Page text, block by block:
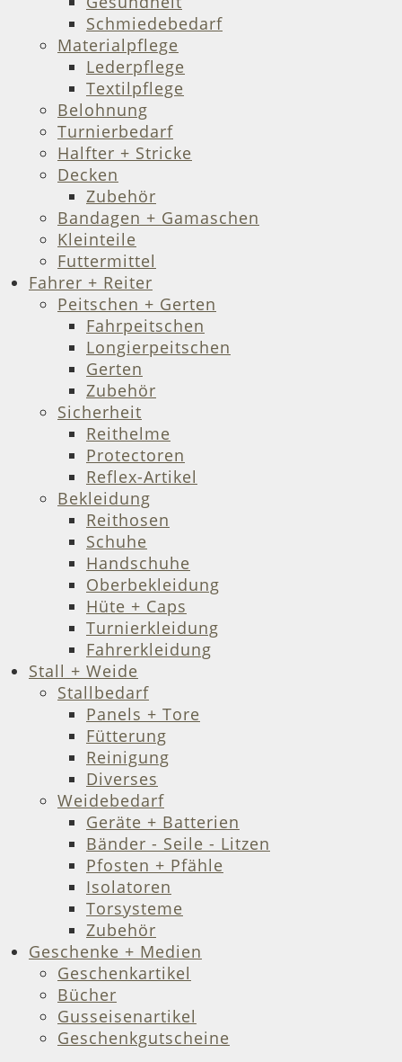
Schmiedebedarf
Materialpflege
Lederpflege
Textilpflege
Belohnung
Turnierbedarf
Halfter + Stricke
Decken
Zubehör
Bandagen + Gamaschen
Kleinteile
Futtermittel
Fahrer + Reiter
Peitschen + Gerten
Fahrpeitschen
Longierpeitschen
Gerten
Zubehör
Sicherheit
Reithelme
Protectoren
Reflex-Artikel
Bekleidung
Reithosen
Schuhe
Handschuhe
Oberbekleidung
Hüte + Caps
Turnierkleidung
Fahrerkleidung
Stall + Weide
Stallbedarf
Panels + Tore
Fütterung
Reinigung
Diverses
Weidebedarf
Geräte + Batterien
Bänder - Seile - Litzen
Pfosten + Pfähle
Isolatoren
Torsysteme
Zubehör
Geschenke + Medien
Geschenkartikel
Bücher
Gusseisenartikel
Geschenkgutscheine